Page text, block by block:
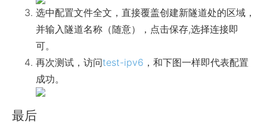
选中配置文件全文，直接覆盖创建新隧道处的区域，
并输入隧道名称（随意），点击保存,选择连接即
可。
再次测试，访问test-ipv6 ，和下图一样即代表配置
成功。
最后